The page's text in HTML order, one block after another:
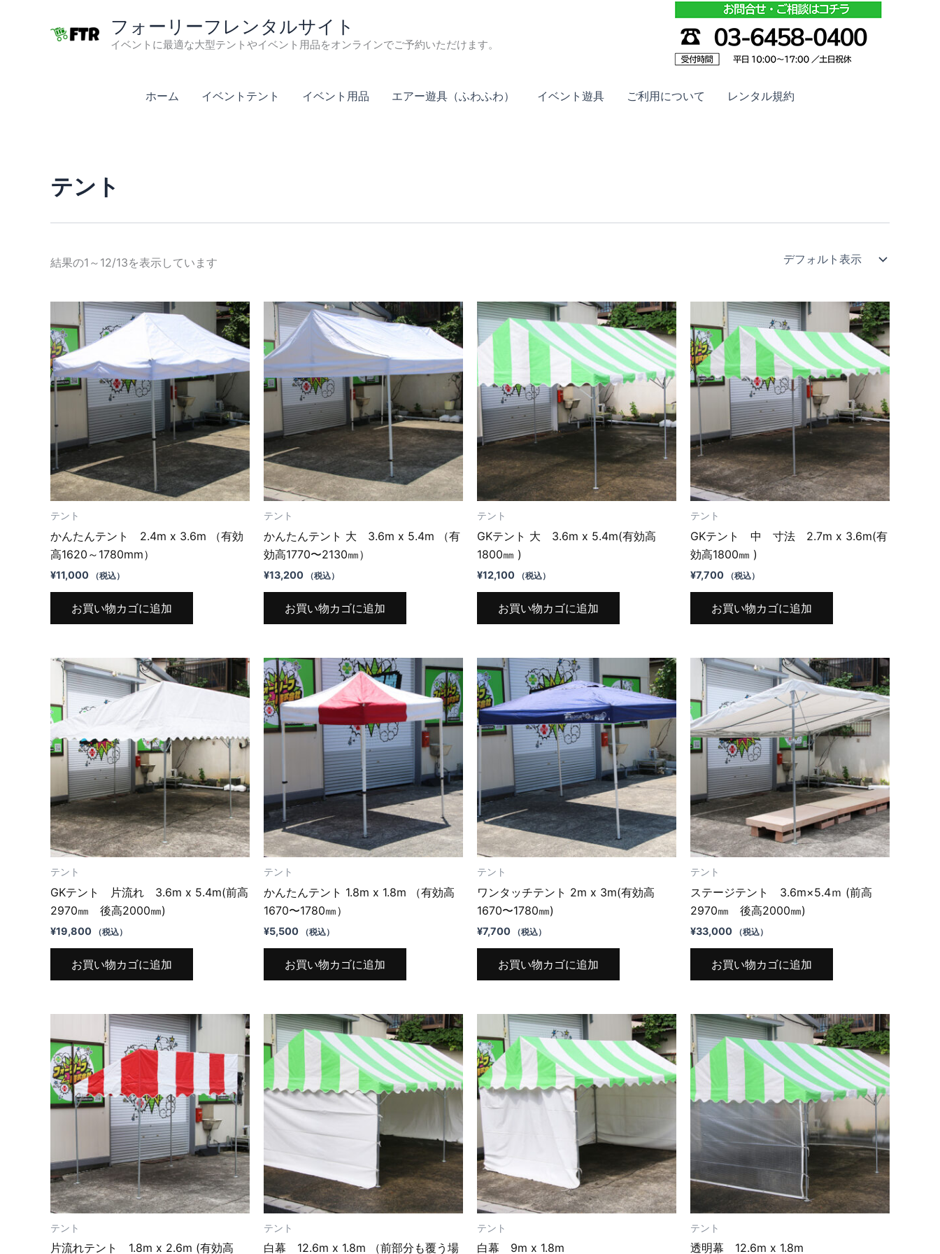
フォーリーフレンタルサイト
イベントに最適な大型テントやイベント用品をオンラインでご予約いただけます。
ホーム イベントテント イベント用品 エアー遊具（ふわふわ） イベント遊具 ご利用について レンタル規約
テント
結果の1～12/13を表示しています
テント
かんたんテント 2.4m x 3.6m （有効
高1620～1780mm）
¥11,000 （税込）
お買い物カゴに追加
テント
かんたんテント 大 3.6m x 5.4m （有
効高1770〜2130㎜）
¥13,200 （税込）
お買い物カゴに追加
テント
GKテント 大 3.6m x 5.4m(有効高
1800㎜ )
¥12,100 （税込）
お買い物カゴに追加
テント
GKテント 中 寸法 2.7m x 3.6m(有
効高1800㎜ )
¥7,700 （税込）
お買い物カゴに追加
テント
GKテント 片流れ 3.6m x 5.4m(前高
2970㎜ 後高2000㎜)
¥19,800 （税込）
お買い物カゴに追加
テント
かんたんテント 1.8m x 1.8m （有効高
1670〜1780㎜）
¥5,500 （税込）
お買い物カゴに追加
テント
ワンタッチテント 2m x 3m(有効高
1670〜1780㎜)
¥7,700 （税込）
お買い物カゴに追加
テント
ステージテント 3.6m×5.4ｍ (前高
2970㎜ 後高2000㎜)
¥33,000 （税込）
お買い物カゴに追加
テント
片流れテント 1.8m x 2.6m (有効高
テント
白幕 12.6m x 1.8m （前部分も覆う場
テント
白幕 9m x 1.8m
テント
透明幕 12.6m x 1.8m